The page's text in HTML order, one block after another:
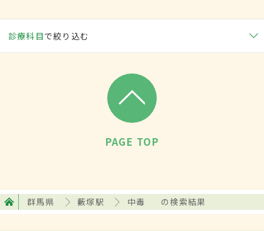
診療科目で絞り込む
PAGE TOP
群馬県 藪塚駅 中毒 の検索結果